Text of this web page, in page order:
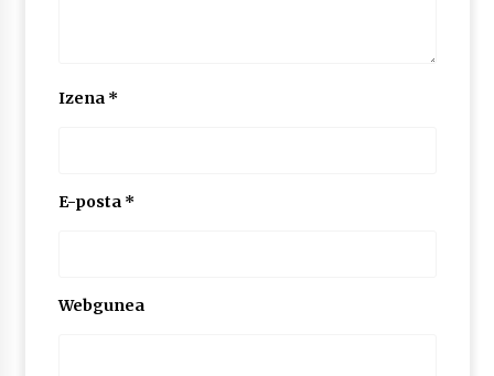
Izena *
E-posta *
Webgunea